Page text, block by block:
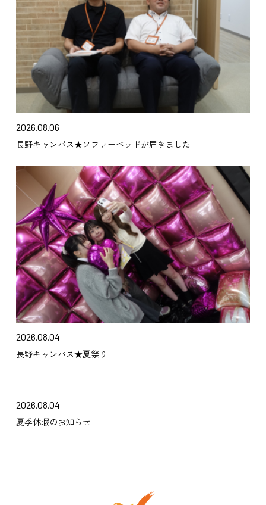
2026.08.06
長野キャンパス★ソファーベッドが届きました
2026.08.04
長野キャンパス★夏祭り
2026.08.04
夏季休暇のお知らせ